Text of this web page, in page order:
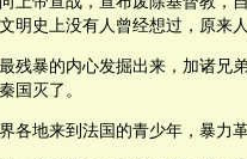
明史上没有人曾经想过，原来
残暴的内心发掘出来，加诸兄
国灭了。
各地来到法国的青少年，暴力